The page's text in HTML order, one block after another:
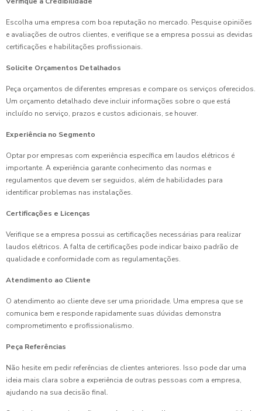
Escolha uma empresa com boa reputação no mercado. Pesquise opiniões
e avaliações de outros clientes, e verifique se a empresa possui as devidas
certificações e habilitações profissionais.
Solicite Orçamentos Detalhados
Peça orçamentos de diferentes empresas e compare os serviços oferecidos.
Um orçamento detalhado deve incluir informações sobre o que está
incluído no serviço, prazos e custos adicionais, se houver.
Experiência no Segmento
Optar por empresas com experiência específica em laudos elétricos é
importante. A experiência garante conhecimento das normas e
regulamentos que devem ser seguidos, além de habilidades para
identificar problemas nas instalações.
Certificações e Licenças
Verifique se a empresa possui as certificações necessárias para realizar
laudos elétricos. A falta de certificações pode indicar baixo padrão de
qualidade e conformidade com as regulamentações.
Atendimento ao Cliente
O atendimento ao cliente deve ser uma prioridade. Uma empresa que se
comunica bem e responde rapidamente suas dúvidas demonstra
comprometimento e profissionalismo.
Peça Referências
Não hesite em pedir referências de clientes anteriores. Isso pode dar uma
ideia mais clara sobre a experiência de outras pessoas com a empresa,
ajudando na sua decisão final.